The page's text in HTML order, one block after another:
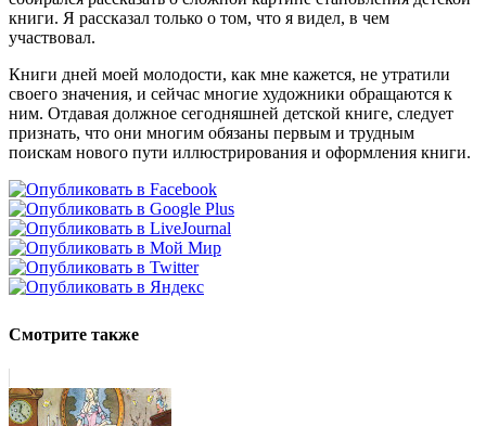
книги. Я рассказал только о том, что я видел, в чем
участвовал.
Книги дней моей молодости, как мне кажется, не утратили
своего значения, и сейчас многие художники обращаются к
ним. Отдавая должное сегодняшней детской книге, следует
признать, что они многим обязаны первым и трудным
поискам нового пути иллюстрирования и оформления книги.
Смотрите также